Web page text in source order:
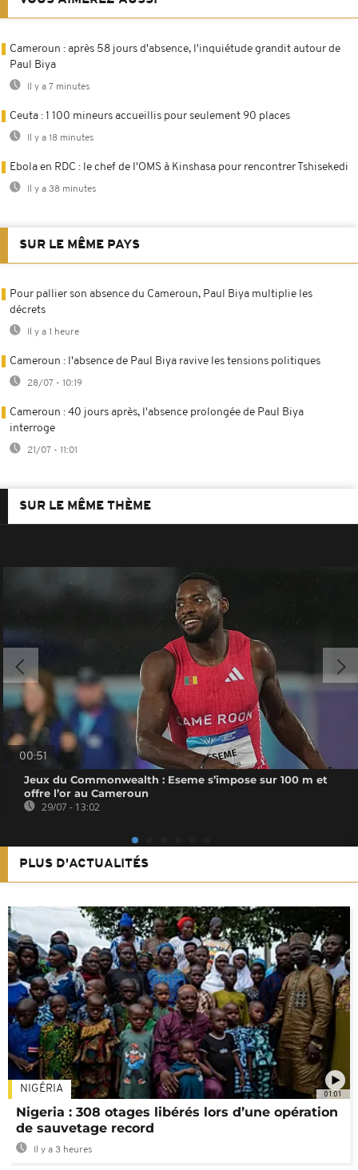
Cameroun : après 58 jours d'absence, l'inquiétude grandit autour de
Paul Biya
Il y a 7 minutes
Ceuta : 1 100 mineurs accueillis pour seulement 90 places
Il y a 18 minutes
Ebola en RDC : le chef de l'OMS à Kinshasa pour rencontrer Tshisekedi
Il y a 38 minutes
SUR LE MÊME PAYS
Pour pallier son absence du Cameroun, Paul Biya multiplie les
décrets
Il y a 1 heure
Cameroun : l'absence de Paul Biya ravive les tensions politiques
28/07 - 10:19
Cameroun : 40 jours après, l'absence prolongée de Paul Biya
interroge
21/07 - 11:01
SUR LE MÊME THÈME
00:51
Jeux du Commonwealth : Eseme s’impose sur 100 m et
offre l’or au Cameroun
29/07 - 13:02
PLUS D'ACTUALITÉS
01:01
NIGÉRIA
Nigeria : 308 otages libérés lors d’une opération
de sauvetage record
Il y a 3 heures